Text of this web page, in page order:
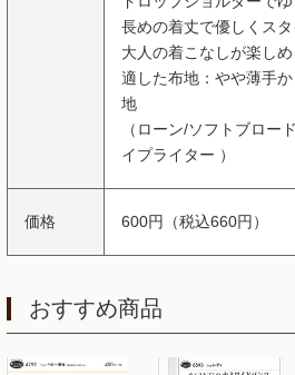
長めの着丈で優しくスタ
大人の着こなしが楽しめ
適した布地：やや薄手
地
（ローン/ソフトブロー
イプライター ）
価格 600円（税込660円）
おすすめ商品